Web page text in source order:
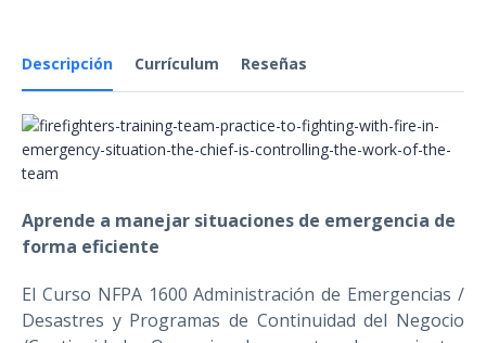
Descripción Currículum Reseñas
Aprende a manejar situaciones de emergencia de
forma eficiente
El Curso NFPA 1600 Administración de Emergencias /
Desastres y Programas de Continuidad del Negocio